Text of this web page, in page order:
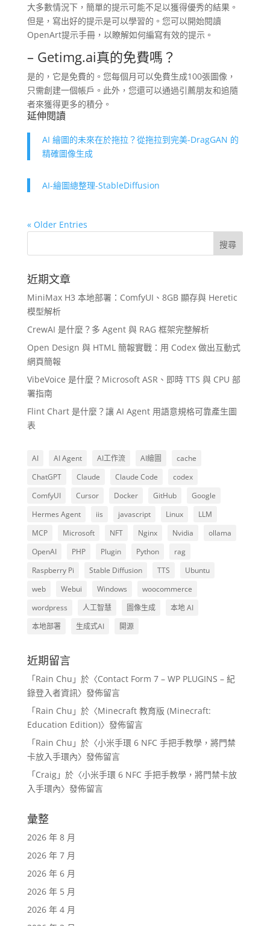
大多數情況下，簡單的提示可能不足以獲得優秀的結果。
但是，寫出好的提示是可以學習的。您可以開始閱讀
OpenArt提示手冊，以瞭解如何編寫有效的提示。
– Getimg.ai真的免費嗎？
是的，它是免費的。您每個月可以免費生成100張圖像，
只需創建一個帳戶。此外，您還可以通過引薦朋友和追隨
者來獲得更多的積分。
延伸閱讀
AI 繪圖的未來在於拖拉？從拖拉到完美-DragGAN 的
精確圖像生成
AI-繪圖總整理-StableDiffusion
« Older Entries
近期文章
MiniMax H3 本地部署：ComfyUI、8GB 顯存與 Heretic
模型解析
CrewAI 是什麼？多 Agent 與 RAG 框架完整解析
Open Design 與 HTML 簡報實戰：用 Codex 做出互動式
網頁簡報
VibeVoice 是什麼？Microsoft ASR、即時 TTS 與 CPU 部
署指南
Flint Chart 是什麼？讓 AI Agent 用語意規格可靠產生圖
表
AI AI Agent AI工作流 AI繪圖
cache
ChatGPT
Claude Claude Code
codex
ComfyUI
Cursor Docker GitHub
Google
Hermes Agent
iis javascript Linux
LLM
MCP
Microsoft NFT Nginx Nvidia
ollama
OpenAI
PHP Plugin Python
rag
Raspberry Pi
Stable Diffusion TTS
Ubuntu
web
Webui Windows
woocommerce
wordpress
人工智慧 圖像生成
本地 AI
本地部署
生成式AI 開源
近期留言
「Rain Chu 」於〈Contact Form 7 – WP PLUGINS – 紀
錄登入者資訊〉發佈留言
「Rain Chu 」於〈Minecraft 教育版 (Minecraft:
Education Edition)〉發佈留言
「Rain Chu 」於〈小米手環 6 NFC 手把手教學，將門禁
卡放入手環內〉發佈留言
「Craig」於〈小米手環 6 NFC 手把手教學，將門禁卡放
入手環內〉發佈留言
彙整
2026 年 8 月
2026 年 7 月
2026 年 6 月
2026 年 5 月
2026 年 4 月